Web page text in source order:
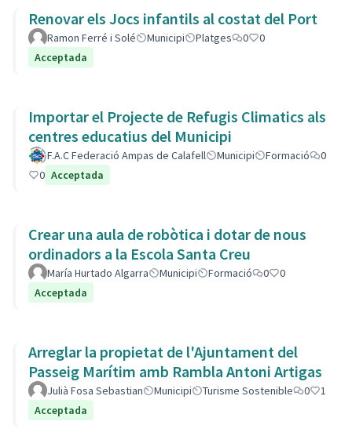
Renovar els Jocs infantils al costat del Port
Ramon Ferré i Solé Municipi Platges 0
0
Acceptada
Importar el Projecte de Refugis Climatics als
centres educatius del Municipi
F.A.C Federació Ampas de Calafell Municipi Formació
0
0 Acceptada
Crear una aula de robòtica i dotar de nous
ordinadors a la Escola Santa Creu
María Hurtado Algarra Municipi Formació 0
0
Acceptada
Arreglar la propietat de l'Ajuntament del
Passeig Marítim amb Rambla Antoni Artigas
Julià Fosa Sebastian Municipi Turisme Sostenible 0
1
Acceptada